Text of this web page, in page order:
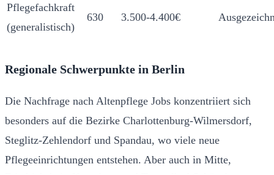
Pflegefachkraft
(generalistisch)
630 3.500-4.400€
Regionale Schwerpunkte in Berlin
Die Nachfrage nach Altenpflege Jobs konzentriiert sich
besonders auf die Bezirke Charlottenburg-Wilmersdorf,
Steglitz-Zehlendorf und Spandau, wo viele neue
Pflegeeinrichtungen entstehen. Aber auch in Mitte,